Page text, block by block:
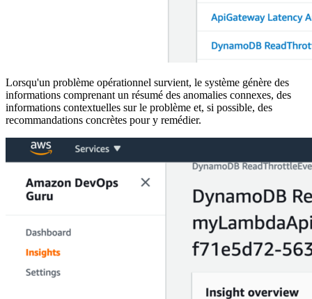
Lorsqu'un problème opérationnel survient, le système génère des
informations comprenant un résumé des anomalies connexes, des
informations contextuelles sur le problème et, si possible, des
recommandations concrètes pour y remédier.